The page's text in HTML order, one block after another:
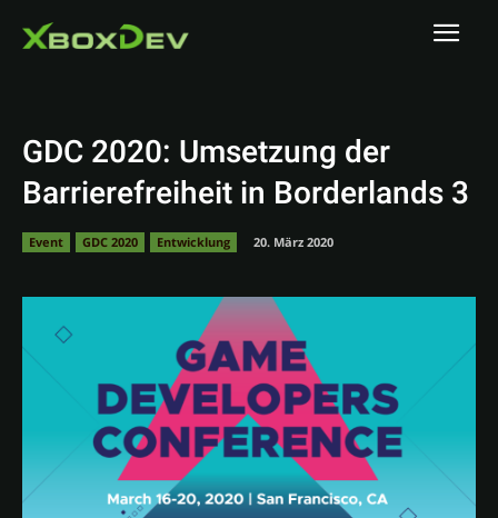
GDC 2020: Umsetzung der
Barrierefreiheit in Borderlands 3
Event GDC 2020 Entwicklung 20. März 2020